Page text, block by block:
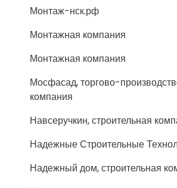
Монтаж-нск.рф
Монтажная компания
Монтажная компания
Мосфасад, торгово-
компания
Навсеручкин, строительная
Надежные Строительные
Надежный дом, строительная